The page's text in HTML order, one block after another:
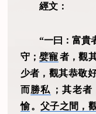
經文：
“一曰：富貴
守； 嬖寵者，觀
少者，觀其恭敬
而勝私 ；其老者
愉。父子之間，